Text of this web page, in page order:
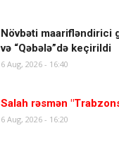
Növbəti maarifləndirici
və “Qəbələ”də keçirildi
6 Aug, 2026 - 16:40
Salah rəsmən
6 Aug, 2026 - 16:20